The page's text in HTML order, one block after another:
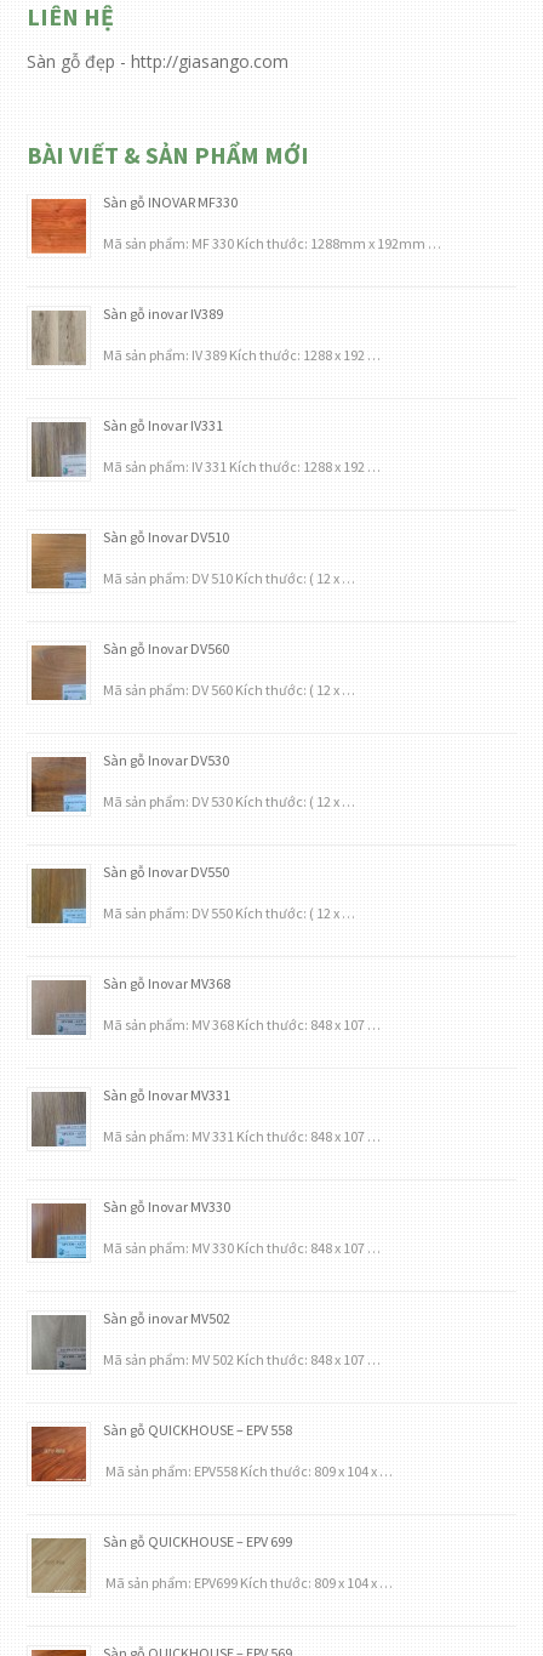
LIÊN HỆ
Sàn gỗ đẹp - http://giasango.com
BÀI VIẾT & SẢN PHẨM MỚI
Sàn gỗ INOVAR MF330
Mã sản phẩm: MF 330 Kích thước: 1288mm x 192mm …
Sàn gỗ inovar IV389
Mã sản phẩm: IV 389 Kích thước: 1288 x 192 …
Sàn gỗ Inovar IV331
Mã sản phẩm: IV 331 Kích thước: 1288 x 192 …
Sàn gỗ Inovar DV510
Mã sản phẩm: DV 510 Kích thước: ( 12 x …
Sàn gỗ Inovar DV560
Mã sản phẩm: DV 560 Kích thước: ( 12 x …
Sàn gỗ Inovar DV530
Mã sản phẩm: DV 530 Kích thước: ( 12 x …
Sàn gỗ Inovar DV550
Mã sản phẩm: DV 550 Kích thước: ( 12 x …
Sàn gỗ Inovar MV368
Mã sản phẩm: MV 368 Kích thước: 848 x 107 …
Sàn gỗ Inovar MV331
Mã sản phẩm: MV 331 Kích thước: 848 x 107 …
Sàn gỗ Inovar MV330
Mã sản phẩm: MV 330 Kích thước: 848 x 107 …
Sàn gỗ inovar MV502
Mã sản phẩm: MV 502 Kích thước: 848 x 107 …
Sàn gỗ QUICKHOUSE – EPV 558
Mã sản phẩm: EPV558 Kích thước: 809 x 104 x …
Sàn gỗ QUICKHOUSE – EPV 699
Mã sản phẩm: EPV699 Kích thước: 809 x 104 x …